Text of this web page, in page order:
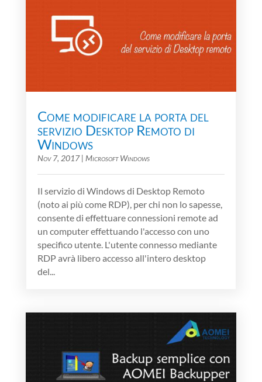
Come modificare la porta del
servizio Desktop Remoto di
Windows
Nov 7, 2017| Microsoft Windows
Il servizio di Windows di Desktop Remoto
(noto ai più come RDP), per chi non lo sapesse,
consente di effettuare connessioni remote ad
un computer effettuando l'accesso con uno
specifico utente. L'utente connesso mediante
RDP avrà libero accesso all'intero desktop
del...